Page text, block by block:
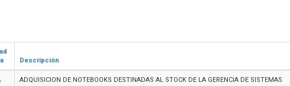
Descripción
ADQUISICION DE NOTEBOOKS DESTINADAS AL STOCK DE LA GERENCIA DE SISTEMAS